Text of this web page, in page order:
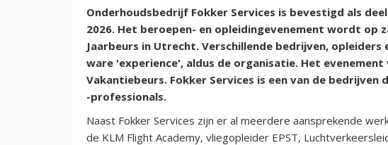
Onderhoudsbedrijf Fokker Services is bevestigd als
2026. Het beroepen- en opleidingevenement wordt op
Jaarbeurs in Utrecht. Verschillende bedrijven,
ware 'experience', aldus de organisatie. Het
Vakantiebeurs. Fokker Services is een van de
-professionals.
Naast Fokker Services zijn er al meerdere aansprekende
de KLM Flight Academy, vliegopleider EPST,